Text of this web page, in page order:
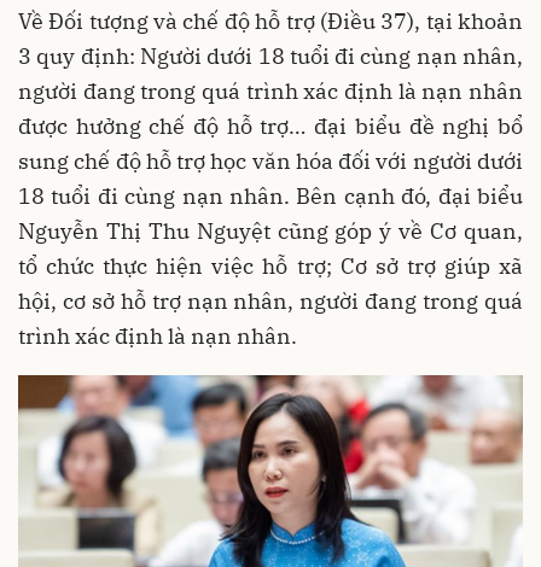
Về Đối tượng và chế độ hỗ trợ (Điều 37), tại khoản
3 quy định: Người dưới 18 tuổi đi cùng nạn nhân,
người đang trong quá trình xác định là nạn nhân
được hưởng chế độ hỗ trợ… đại biểu đề nghị bổ
sung chế độ hỗ trợ học văn hóa đối với người dưới
18 tuổi đi cùng nạn nhân. Bên cạnh đó, đại biểu
Nguyễn Thị Thu Nguyệt cũng góp ý về Cơ quan,
tổ chức thực hiện việc hỗ trợ; Cơ sở trợ giúp xã
hội, cơ sở hỗ trợ nạn nhân, người đang trong quá
trình xác định là nạn nhân.